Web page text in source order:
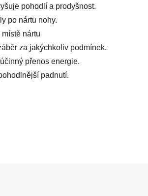
pohodlí a prodyšnost.
po nártu nohy.
nártu
za jakýchkoliv podmínek.
přenos energie.
padnutí.